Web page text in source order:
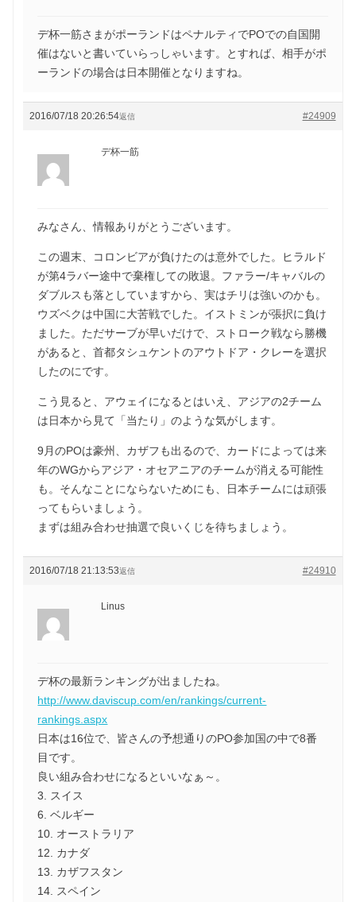
デ杯一筋さまがポーランドはペナルティでPOでの自国開
催はないと書いていらっしゃいます。とすれば、相手がポ
ーランドの場合は日本開催となりますね。
2016/07/18 20:26:54 #24909
返信
デ杯一筋
みなさん、情報ありがとうございます。
この週末、コロンビアが負けたのは意外でした。ヒラルド
が第4ラバー途中で棄権しての敗退。ファラー/キャバルの
ダブルスも落としていますから、実はチリは強いのかも。
ウズベクは中国に大苦戦でした。イストミンが張択に負け
ました。ただサーブが早いだけで、ストローク戦なら勝機
があると、首都タシュケントのアウトドア・クレーを選択
したのにです。
こう見ると、アウェイになるとはいえ、アジアの2チーム
は日本から見て「当たり」のような気がします。
9月のPOは豪州、カザフも出るので、カードによっては来
年のWGからアジア・オセアニアのチームが消える可能性
も。そんなことにならないためにも、日本チームには頑張
ってもらいましょう。
まずは組み合わせ抽選で良いくじを待ちましょう。
2016/07/18 21:13:53 #24910
返信
Linus
デ杯の最新ランキングが出ましたね。
http://www.daviscup.com/en/rankings/current-
rankings.aspx
日本は16位で、皆さんの予想通りのPO参加国の中で8番
目です。
良い組み合わせになるといいなぁ～。
3. スイス
6. ベルギー
10. オーストラリア
12. カナダ
13. カザフスタン
14. スペイン